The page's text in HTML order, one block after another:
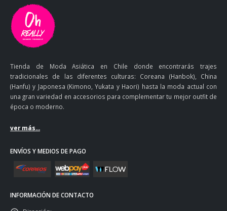
Tienda de Moda Asiática en Chile donde encontrarás trajes
tradicionales de las diferentes culturas: Coreana (Hanbok), China
(Hanfu) y Japonesa (Kimono, Yukata y Haori) hasta la moda actual con
una gran variedad en accesorios para complementar tu mejor outfit de
época o moderno.
ver más...
ENVÍOS Y MEDIOS DE PAGO
INFORMACIÓN DE CONTACTO